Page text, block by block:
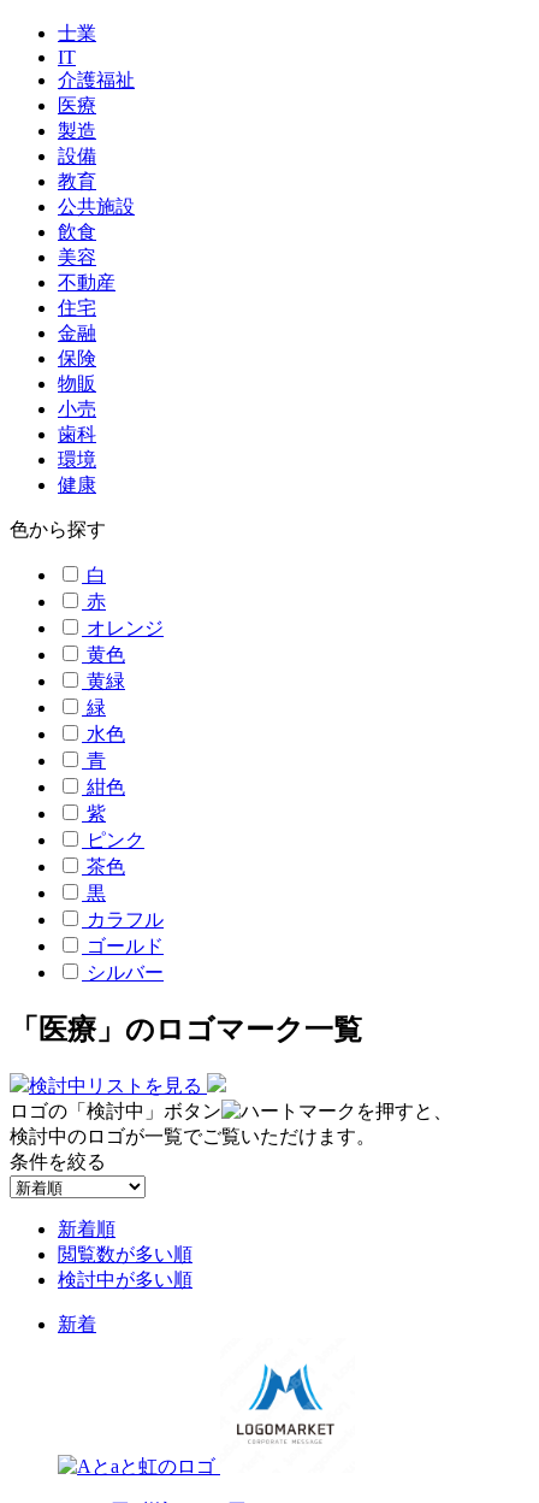
士業
IT
介護福祉
医療
製造
設備
教育
公共施設
飲食
美容
不動産
住宅
金融
保険
物販
小売
歯科
環境
健康
色から探す
白
赤
オレンジ
黄色
黄緑
緑
水色
青
紺色
紫
ピンク
茶色
黒
カラフル
ゴールド
シルバー
「医療」のロゴマーク一覧
検討中リストを見る
ロゴの「検討中」ボタン
を押すと、
検討中のロゴが一覧でご覧いただけます。
条件を絞る
新着順
閲覧数が多い順
検討中が多い順
新着